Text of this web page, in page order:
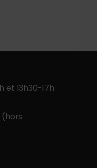
et 13h30-17h
(hors